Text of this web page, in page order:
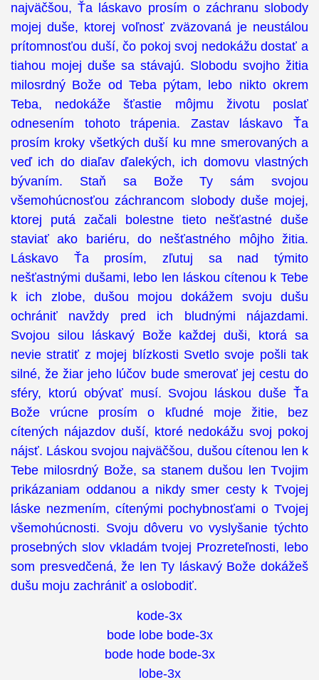
najväčšou, Ťa láskavo prosím o záchranu slobody
mojej duše, ktorej voľnosť zväzovaná je neustálou
prítomnosťou duší, čo pokoj svoj nedokážu dostať a
tiahou mojej duše sa stávajú. Slobodu svojho žitia
milosrdný Bože od Teba pýtam, lebo nikto okrem
Teba, nedokáže šťastie môjmu životu poslať
odnesením tohoto trápenia. Zastav láskavo Ťa
prosím kroky všetkých duší ku mne smerovaných a
veď ich do diaľav ďalekých, ich domovu vlastných
bývaním. Staň sa Bože Ty sám svojou
všemohúcnosťou záchrancom slobody duše mojej,
ktorej putá začali bolestne tieto nešťastné duše
staviať ako bariéru, do nešťastného môjho žitia.
Láskavo Ťa prosím, zľutuj sa nad týmito
nešťastnými dušami, lebo len láskou cítenou k Tebe
k ich zlobe, dušou mojou dokážem svoju dušu
ochrániť navždy pred ich bludnými nájazdami.
Svojou silou láskavý Bože každej duši, ktorá sa
nevie stratiť z mojej blízkosti Svetlo svoje pošli tak
silné, že žiar jeho lúčov bude smerovať jej cestu do
sféry, ktorú obývať musí. Svojou láskou duše Ťa
Bože vrúcne prosím o kľudné moje žitie, bez
cítených nájazdov duší, ktoré nedokážu svoj pokoj
nájsť. Láskou svojou najväčšou, dušou cítenou len k
Tebe milosrdný Bože, sa stanem dušou len Tvojim
prikázaniam oddanou a nikdy smer cesty k Tvojej
láske nezmením, cítenými pochybnosťami o Tvojej
všemohúcnosti. Svoju dôveru vo vyslyšanie týchto
prosebných slov vkladám tvojej Prozreteľnosti, lebo
som presvedčená, že len Ty láskavý Bože dokážeš
dušu moju zachrániť a oslobodiť.
kode-3x
bode lobe bode-3x
bode hode bode-3x
lobe-3x